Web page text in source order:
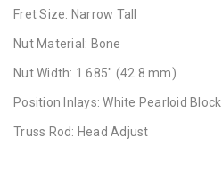
Fret Size: Narrow Tall
Nut Material: Bone
Nut Width: 1.685" (42.8 mm)
Position Inlays: White Pearloid Block
Truss Rod: Head Adjust